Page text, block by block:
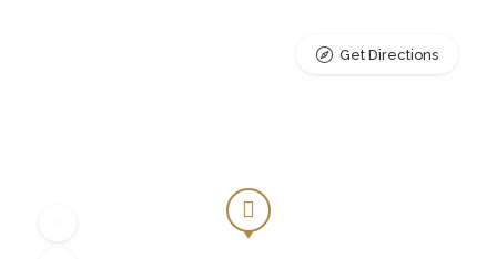
Get Directions